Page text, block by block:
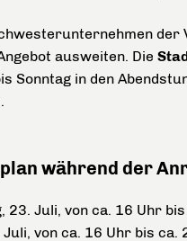
der
ausweiten. Die
Sonntag in den
während der
23. Juli, von ca. 16 Uhr
von ca. 16 Uhr bis ca.